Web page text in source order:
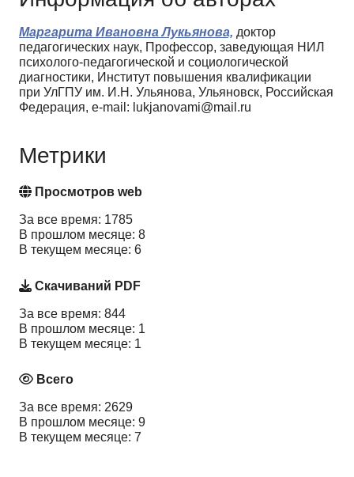
Маргарита Ивановна Лукьянова, доктор
педагогических наук, Профессор, заведующая НИЛ
психолого-педагогической и социологической
диагностики, Институт повышения квалификации
при УлГПУ им. И.Н. Ульянова, Ульяновск, Российская
Федерация, e-mail: lukjanovami@mail.ru
Метрики
Просмотров web
За все время: 1785
В прошлом месяце: 8
В текущем месяце: 6
Скачиваний PDF
За все время: 844
В прошлом месяце: 1
В текущем месяце: 1
Всего
За все время: 2629
В прошлом месяце: 9
В текущем месяце: 7